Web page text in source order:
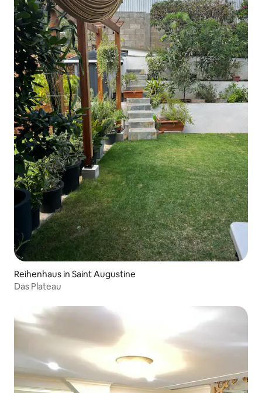
Reihenhaus in Saint Augustine
Das Plateau